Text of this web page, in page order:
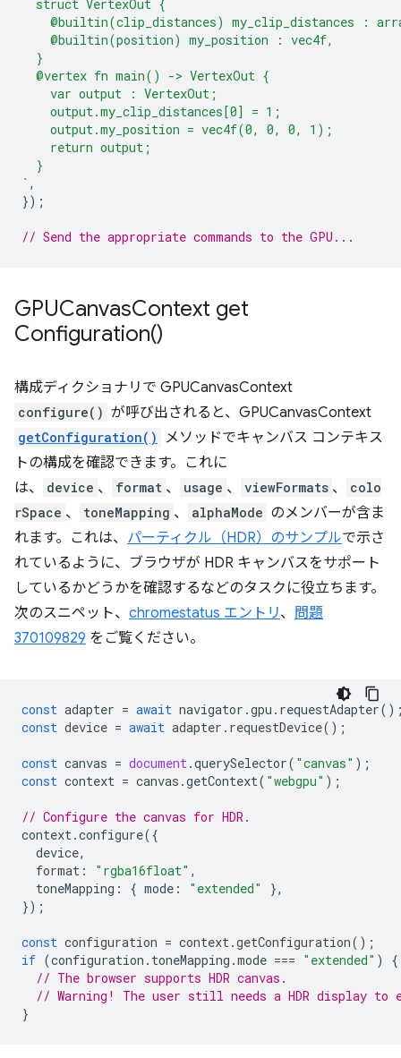
  struct VertexOut {
@builtin(clip_distances) my_clip_distances :
    @builtin(position) my_position : vec4f,
  }
  @vertex fn main() -> VertexOut {
    var output : VertexOut;
    output.my_clip_distances[0] = 1;
    output.my_position = vec4f(0, 0, 0, 1);
    return output;
  }
` ,
});
// Send the appropriate commands to the GPU...
GPUCanvasContext get
Configuration()
構成ディクショナリで GPUCanvasContext
configure() が呼び出されると、GPUCanvasContext
getConfiguration()
メソッドでキャンバス コンテキス
トの構成を確認できます。これに
は、
device 、 format 、 usage 、 viewFormats 、
colo
rSpace 、 toneMapping 、 alphaMode のメンバーが含ま
れます。これは、 パーティクル（HDR）のサンプルで示さ
れているように、ブラウザが HDR キャンバスをサポート
しているかどうかを確認するなどのタスクに役立ちます。
次のスニペット、 chromestatus エントリ、 問題
370109829 をご覧ください。
const adapter = await navigator .gpu . requestAdapter
const device = await adapter . requestDevice();
const canvas = document.querySelector( "canvas" );
const context = canvas .getContext( "webgpu" );
// Configure the canvas for HDR.
context.configure({
device,
format : "rgba16float" ,
toneMapping : { mode : "extended"
},
});
const configuration = context.getConfiguration();
if (configuration . toneMapping .mode === "extended" )
{
// The browser supports HDR canvas.
// Warning! The user still needs a HDR display to
}